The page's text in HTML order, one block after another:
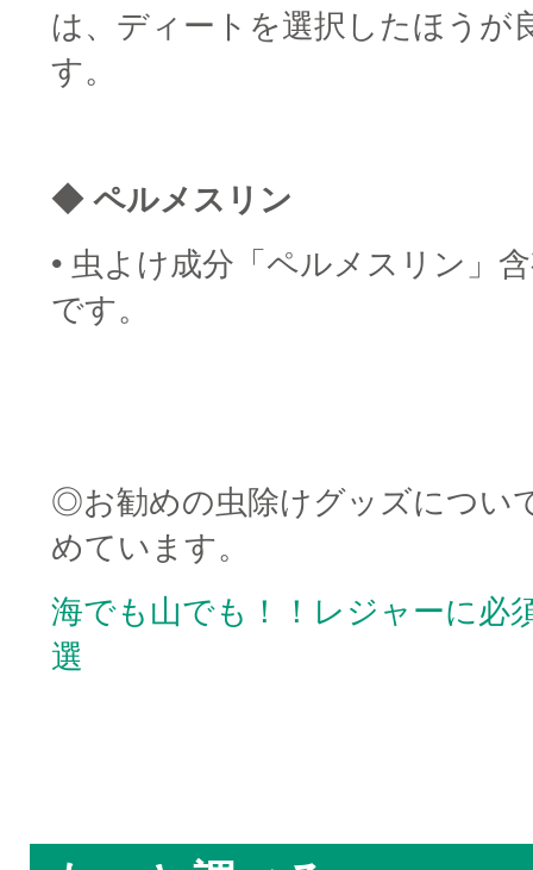
は、ディートを選択したほうが
す。
◆ ペルメスリン
• 虫よけ成分「ペルメスリン」
です。
◎お勧めの虫除けグッズについ
めています。
海でも山でも！！レジャーに必
選